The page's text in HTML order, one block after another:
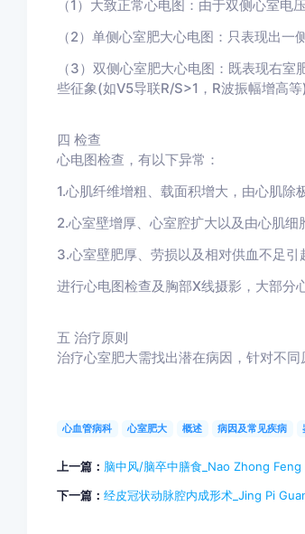
（1）大致正常心电图：由于双侧心室电
（2）单侧心室肥大心电图：只表现出一
（3）双侧心室肥大心电图：既表现右
些征象(如V5导联R/S>1，R波振幅增高等)
四 检查
心电图检查，有以下异常：
1.心肌纤维增粗、载面积增大，由心肌除
2.心室壁增厚、心室腔扩大以及由心肌细
3.心室壁肥厚、劳损以及相对供血不足引
进行心电图检查及胸部X线摄影，大部分
五 治疗原则
治疗心室肥大需找出潜在病因，针对不
心血管病科 心室肥大 概述 病因及常见疾病
上一篇： 脑中风/脑卒中膳食_Nao Zhong
下一篇： 经皮冠状动脉腔内成形术_Jing Pi